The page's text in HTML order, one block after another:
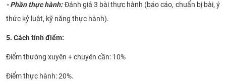
- Phần thực hành:Đánh giá 3 bài thực hành (báo cáo, chuẩn bị bài, ý
thức kỷ luật, kỹ năng thực hành).
5. Cách tính điểm:
Điểm thường xuyên + chuyên cần: 10%
Điểm thực hành: 20%.